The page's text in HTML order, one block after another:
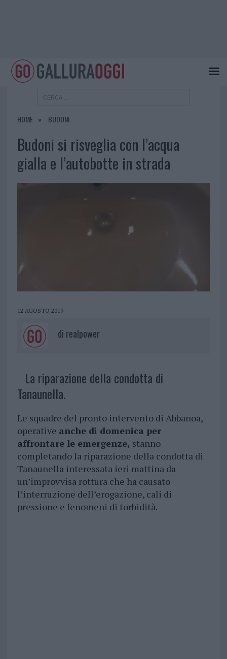
HOME BUDONI
Budoni si risveglia con l’acqua
gialla e l’autobotte in strada
12 AGOSTO 2019
di realpower
La riparazione della condotta di
Tanaunella.
Le squadre del pronto intervento di Abbanoa,
operative anche di domenica per
affrontare le emergenze, stanno
completando la riparazione della condotta di
Tanaunella interessata ieri mattina da
un’improvvisa rottura che ha causato
l’interruzione dell’erogazione, cali di
pressione e fenomeni di torbidità.